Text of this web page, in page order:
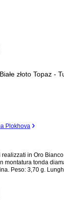
złoto Topaz -
Plokhova
in Oro
montatura tonda
Nuovo